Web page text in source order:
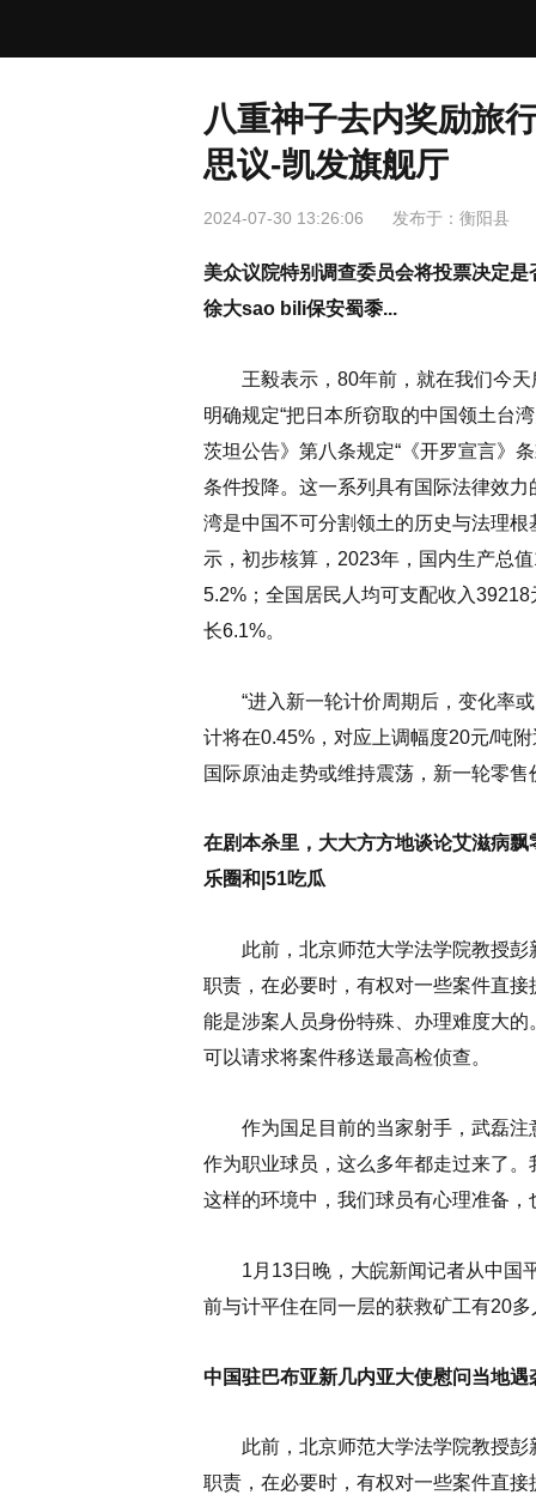
八重神子去内奖励旅
思议-凯发旗舰厅
2024-07-30 13:26:06 发布于： 衡阳县
美众议院特别调查委员会将投票决定
徐大sao bili保安蜀黍...
王毅表示，80年前，就在我们今天
明确规定“把日本所窃取的中国领土台
茨坦公告》第八条规定“《开罗宣言》
条件投降。这一系列具有国际法律效
湾是中国不可分割领土的历史与法理
示，初步核算，2023年，国内生产总
5.2%；全国居民人均可支配收入
长6.1%。
“进入新一轮计价周期后，变化率或
计将在0.45%，对应上调幅度20元/吨
国际原油走势或维持震荡，新一轮零
在剧本杀里，大大方方地谈论艾滋病
乐圈和|51吃瓜
此前，北京师范大学法学院教授彭
职责，在必要时，有权对一些案件直
能是涉案人员身份特殊、办理难度大
可以请求将案件移送最高检侦查。
作为国足目前的当家射手，武磊注
作为职业球员，这么多年都走过来了
这样的环境中，我们球员有心理准备
1月13日晚，大皖新闻记者从中国
前与计平住在同一层的获救矿工有20
中国驻巴布亚新几内亚大使慰问当地
此前，北京师范大学法学院教授彭
职责，在必要时，有权对一些案件直